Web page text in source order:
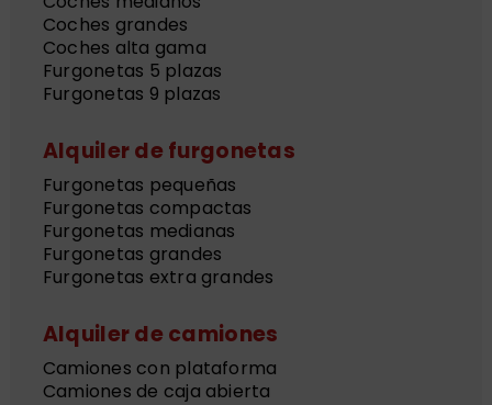
Coches grandes
Coches alta gama
Furgonetas 5 plazas
Furgonetas 9 plazas
Alquiler de furgonetas
Furgonetas pequeñas
Furgonetas compactas
Furgonetas medianas
Furgonetas grandes
Furgonetas extra grandes
Alquiler de camiones
Camiones con plataforma
Camiones de caja abierta